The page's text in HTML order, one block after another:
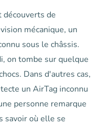
découverts de
mécanique, un
sous le châssis.
on tombe sur quelque
Dans d'autres cas,
un AirTag inconnu
personne remarque
savoir où elle se